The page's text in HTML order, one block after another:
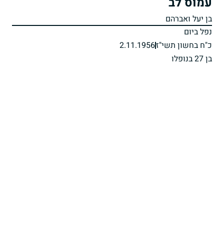
בן יעל ואברהם
נפל ביום
כ"ח בחשון תשי"ז2.11.1956
בן 27 בנופלו